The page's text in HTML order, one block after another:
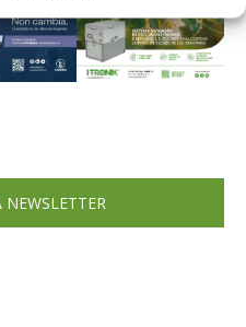
NEWSLETTER